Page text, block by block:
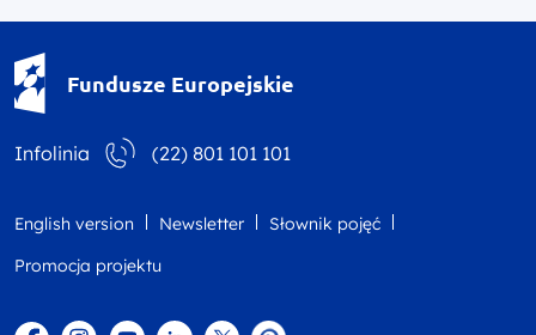
Fundusze Europejskie
Infolinia (22) 801 101 101
English version Newsletter
Słownik pojęć
Promocja projektu